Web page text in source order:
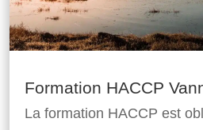
Formation HACCP
La formation HACCP est